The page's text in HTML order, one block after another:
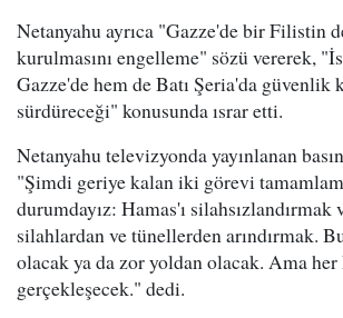
Netanyahu ayrıca "Gazze'de bir Filistin
kurulmasını engelleme" sözü vererek,
Gazze'de hem de Batı Şeria'da güvenlik
sürdüreceği" konusunda ısrar etti.
Netanyahu televizyonda yayınlanan
"Şimdi geriye kalan iki görevi
durumdayız: Hamas'ı silahsızlandırmak
silahlardan ve tünellerden arındırmak.
olacak ya da zor yoldan olacak. Ama
gerçekleşecek." dedi.